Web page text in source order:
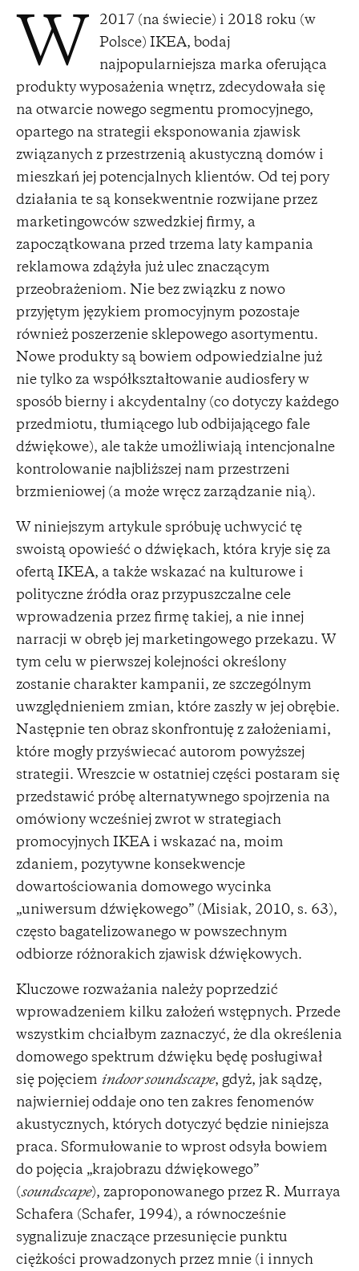
W
2017 (na świecie) i 2018 roku (w
Polsce) IKEA, bodaj
najpopularniejsza marka oferująca
produkty wyposażenia wnętrz, zdecydowała się
na otwarcie nowego segmentu promocyjnego,
opartego na strategii eksponowania zjawisk
związanych z przestrzenią akustyczną domów i
mieszkań jej potencjalnych klientów. Od tej pory
działania te są konsekwentnie rozwijane przez
marketingowców szwedzkiej firmy, a
zapoczątkowana przed trzema laty kampania
reklamowa zdążyła już ulec znaczącym
przeobrażeniom. Nie bez związku z nowo
przyjętym językiem promocyjnym pozostaje
również poszerzenie sklepowego asortymentu.
Nowe produkty są bowiem odpowiedzialne już
nie tylko za współkształtowanie audiosfery w
sposób bierny i akcydentalny (co dotyczy każdego
przedmiotu, tłumiącego lub odbijającego fale
dźwiękowe), ale także umożliwiają intencjonalne
kontrolowanie najbliższej nam przestrzeni
brzmieniowej (a może wręcz zarządzanie nią).
W niniejszym artykule spróbuję uchwycić tę
swoistą opowieść o dźwiękach, która kryje się za
ofertą IKEA, a także wskazać na kulturowe i
polityczne źródła oraz przypuszczalne cele
wprowadzenia przez firmę takiej, a nie innej
narracji w obręb jej marketingowego przekazu. W
tym celu w pierwszej kolejności określony
zostanie charakter kampanii, ze szczególnym
uwzględnieniem zmian, które zaszły w jej obrębie.
Następnie ten obraz skonfrontuję z założeniami,
które mogły przyświecać autorom powyższej
strategii. Wreszcie w ostatniej części postaram się
przedstawić próbę alternatywnego spojrzenia na
omówiony wcześniej zwrot w strategiach
promocyjnych IKEA i wskazać na, moim
zdaniem, pozytywne konsekwencje
dowartościowania domowego wycinka
„uniwersum dźwiękowego” (Misiak, 2010, s. 63),
często bagatelizowanego w powszechnym
odbiorze różnorakich zjawisk dźwiękowych.
Kluczowe rozważania należy poprzedzić
wprowadzeniem kilku założeń wstępnych. Przede
wszystkim chciałbym zaznaczyć, że dla określenia
domowego spektrum dźwięku będę posługiwał
się pojęciem indoor soundscape, gdyż, jak sądzę,
najwierniej oddaje ono ten zakres fenomenów
akustycznych, których dotyczyć będzie niniejsza
praca. Sformułowanie to wprost odsyła bowiem
do pojęcia „krajobrazu dźwiękowego”
(soundscape), zaproponowanego przez R. Murraya
Schafera (Schafer, 1994), a równocześnie
sygnalizuje znaczące przesunięcie punktu
ciężkości prowadzonych przez mnie (i innych